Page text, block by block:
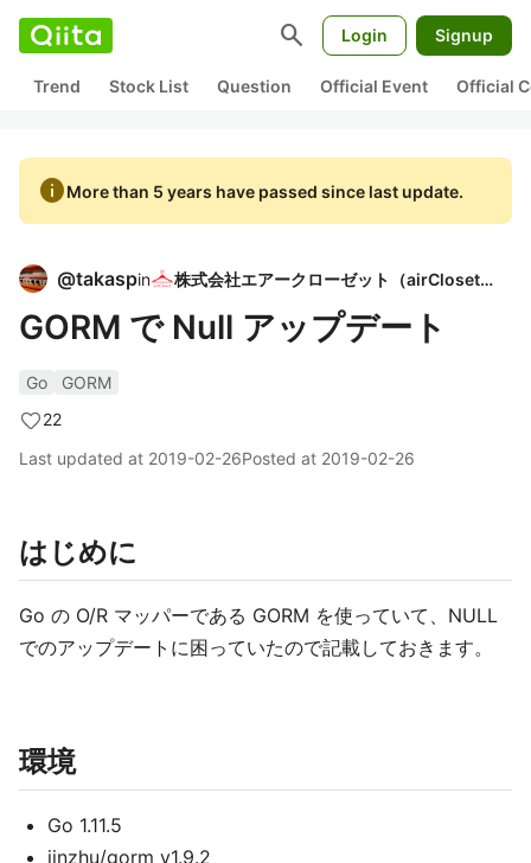
search Login Signup
Trend Stock List Question Official Event Official
infoMore than 5 years have passed since last update.
@takaspin 株式会社エアークローゼット（airCloset）
GORM で Null アップデート
Go
GORM
22
Last updated at 2019-02-26Posted at 2019-02-26
はじめに
Go の O/R マッパーである GORM を使っていて、NULL
でのアップデートに困っていたので記載しておきます。
環境
Go 1.11.5
jinzhu/gorm v1.9.2